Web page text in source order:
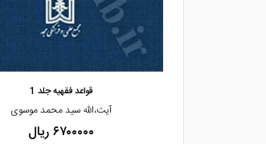
قواعد فقهیه جلد 1
آیت،الله سید محمد موسوی
۶۷۰۰۰۰۰ ریال